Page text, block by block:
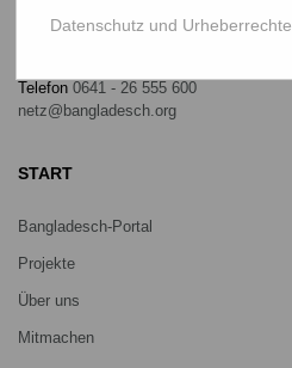
35390 Gießen
Telefon 0641 - 26 555 600
netz@bangladesch.org
START
Bangladesch-Portal
Projekte
Über uns
Mitmachen
Datenschutz und Urheberrechte